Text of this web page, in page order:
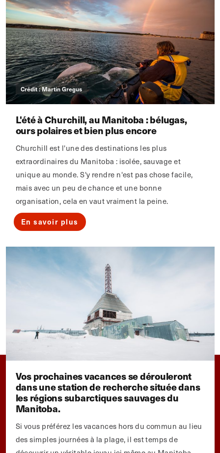
Crédit : Martin Gregus
L'été à Churchill, au Manitoba : bélugas,
ours polaires et bien plus encore
Churchill est l'une des destinations les plus
extraordinaires du Manitoba : isolée, sauvage et
unique au monde. S'y rendre n'est pas chose facile,
mais avec un peu de chance et une bonne
organisation, cela en vaut vraiment la peine.
En savoir plus
Vos prochaines vacances se dérouleront
dans une station de recherche située dans
les régions subarctiques sauvages du
Manitoba.
Si vous préférez les vacances hors du commun au lieu
des simples journées à la plage, il est temps de